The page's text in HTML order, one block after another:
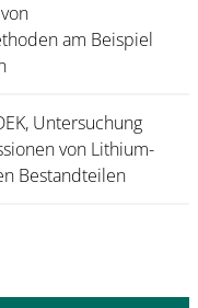
am Beispiel
Untersuchung
von Lithium-
Bestandteilen